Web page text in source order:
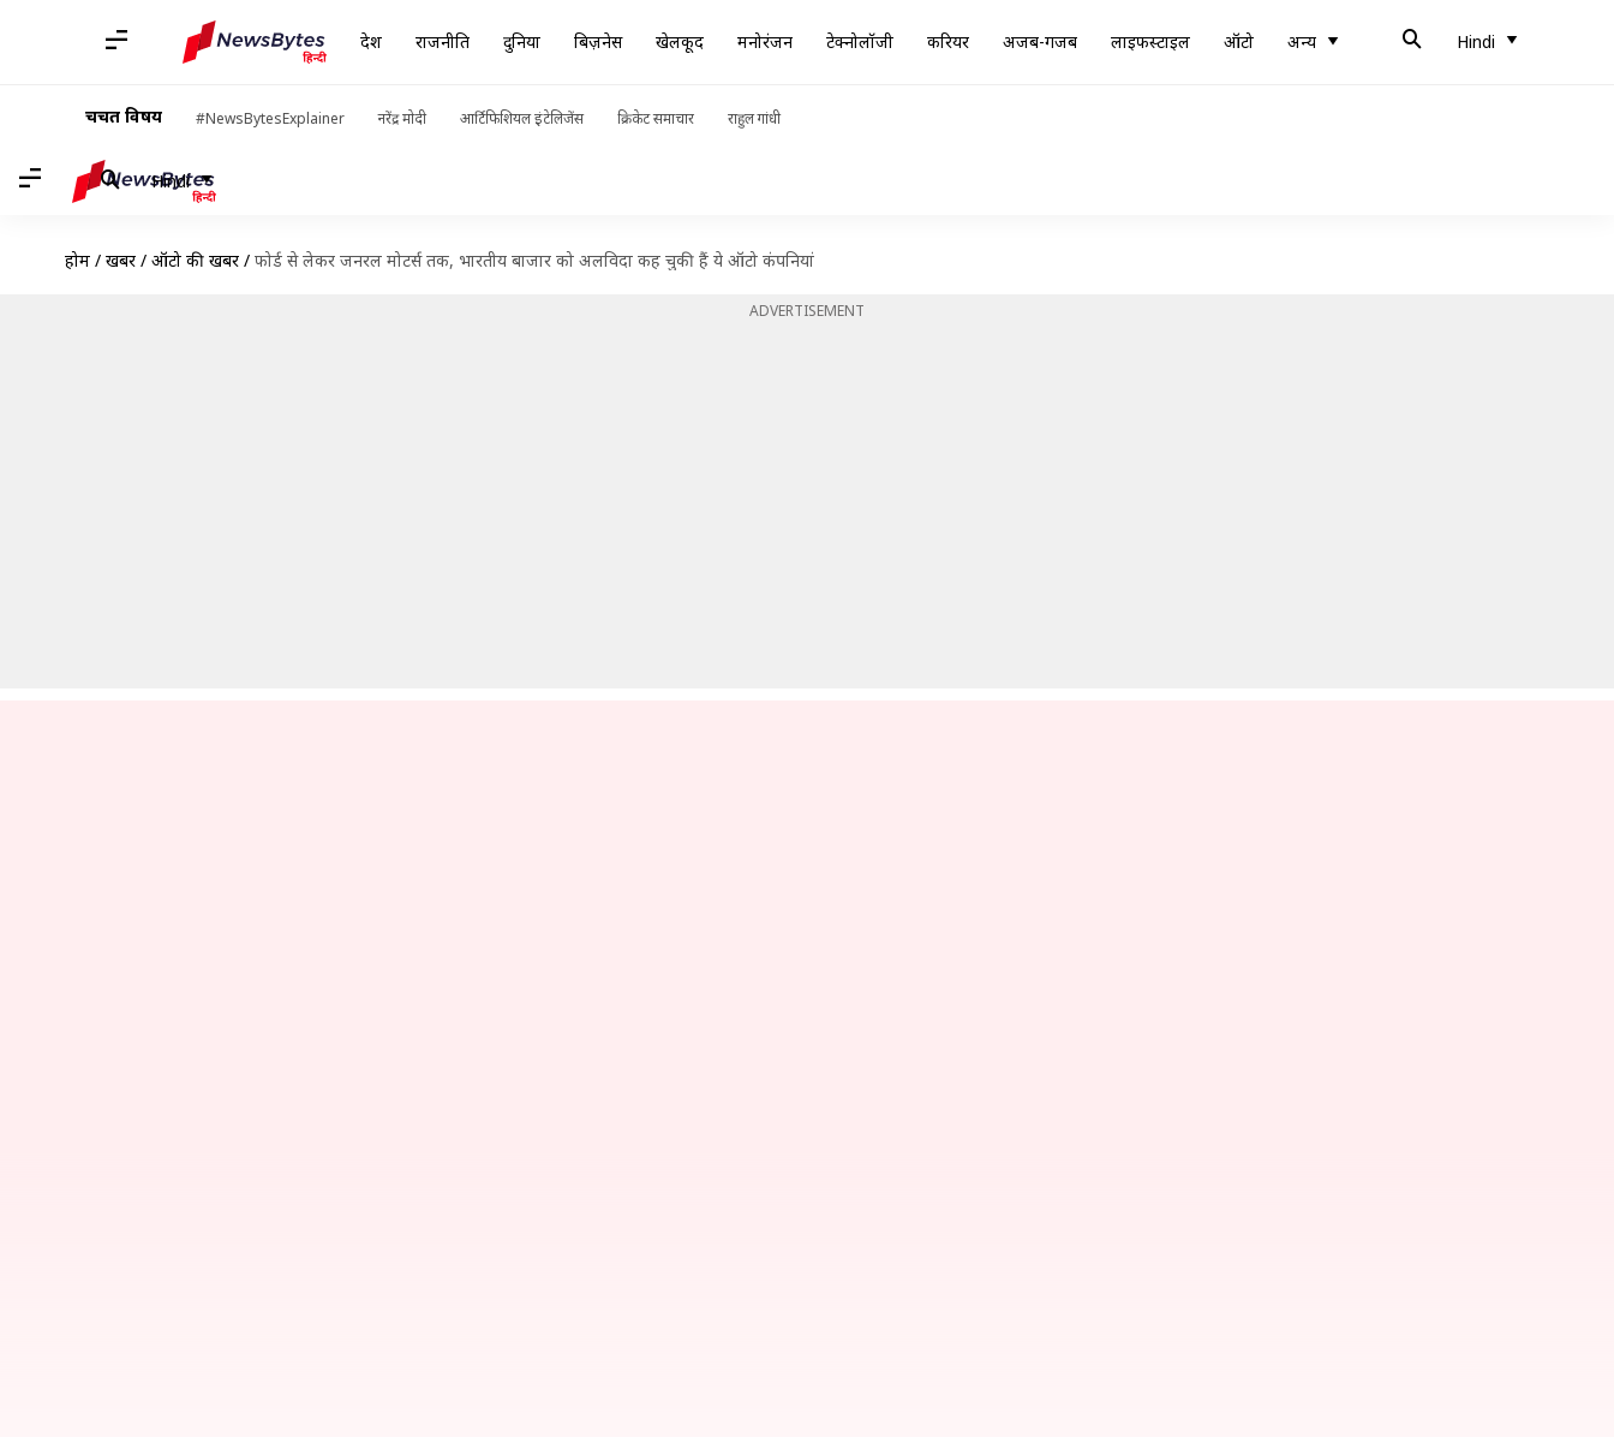
देश राजनीति दुनिया बिज़नेस खेलकूद मनोरंजन टेक्नोलॉजी करियर अजब-गजब लाइफस्टाइल ऑटो अन्य Hindi
चर्चित विषय #NewsBytesExplainer नरेंद्र मोदी आर्टिफिशियल इंटेलिजेंस क्रिकेट समाचार राहुल गांधी
Hindi
होम / खबरें / ऑटो की खबरें / फोर्ड से लेकर जनरल मोटर्स तक, भारतीय बाजार को अलविदा कह चुकी हैं ये ऑटो कंपनियां
ADVERTISEMENT